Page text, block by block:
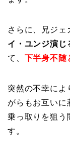
さらに、兄ジェ
イ・ユンジ演じ
て、 下半身不随
突然の不幸によ
がらもお互いに
乗っ取りを狙う
す。